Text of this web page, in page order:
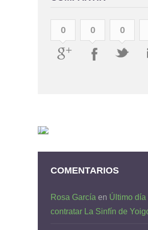
0 0 0
COMENTARIOS
Rosa García en Último día
contratar La Sinfín de